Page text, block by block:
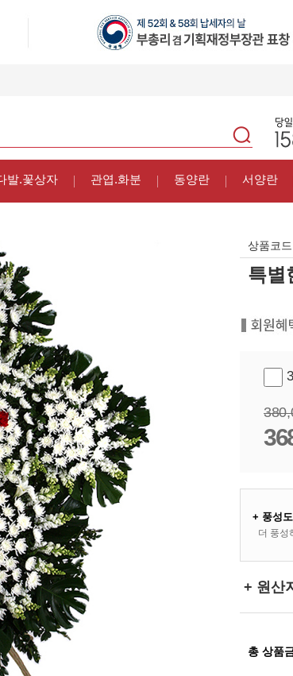
발.꽃상자 관엽.화분 동양란 서양란
상품코드
특별
+ 풍성
더 풍성
+ 원산
총 상품